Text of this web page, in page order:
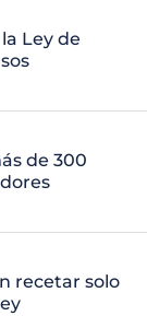
Ley de
de 300
recetar solo